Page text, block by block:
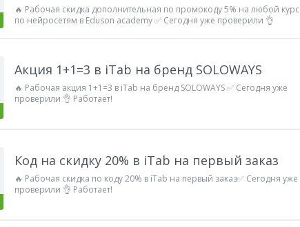
🔥 Рабочая скидка дополнительная по промокоду 5% на любой курс
по нейросетям в Eduson academy ✅ Сегодня уже проверили 👌
Акция 1+1=3 в iTab на бренд SOLOWAYS
🔥 Рабочая акция 1+1=3 в iTab на бренд SOLOWAYS ✅ Сегодня уже
проверили 👌 Работает!
Код на скидку 20% в iTab на первый заказ
🔥 Рабочая скидка по коду 20% в iTab на первый заказ✅ Сегодня уже
проверили 👌 Работает!